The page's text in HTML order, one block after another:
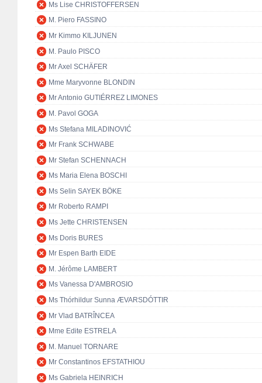
Ms Lise CHRISTOFFERSEN
M. Piero FASSINO
Mr Kimmo KILJUNEN
M. Paulo PISCO
Mr Axel SCHÄFER
Mme Maryvonne BLONDIN
Mr Antonio GUTIÉRREZ LIMONES
M. Pavol GOGA
Ms Stefana MILADINOVIĆ
Mr Frank SCHWABE
Mr Stefan SCHENNACH
Ms Maria Elena BOSCHI
Ms Selin SAYEK BÖKE
Mr Roberto RAMPI
Ms Jette CHRISTENSEN
Ms Doris BURES
Mr Espen Barth EIDE
M. Jérôme LAMBERT
Ms Vanessa D'AMBROSIO
Ms Thórhildur Sunna ÆVARSDÓTTIR
Mr Vlad BATRÎNCEA
Mme Edite ESTRELA
M. Manuel TORNARE
Mr Constantinos EFSTATHIOU
Ms Gabriela HEINRICH